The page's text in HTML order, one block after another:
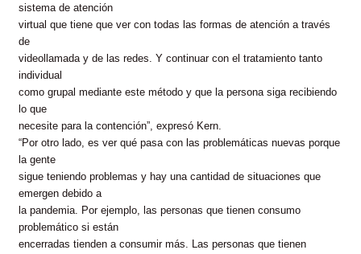
sistema de atención
virtual que tiene que ver con todas las formas de atención a través
de
videollamada y de las redes. Y continuar con el tratamiento tanto
individual
como grupal mediante este método y que la persona siga recibiendo
lo que
necesite para la contención”, expresó Kern.
“Por otro lado, es ver qué pasa con las problemáticas nuevas porque
la gente
sigue teniendo problemas y hay una cantidad de situaciones que
emergen debido a
la pandemia. Por ejemplo, las personas que tienen consumo
problemático si están
encerradas tienden a consumir más. Las personas que tienen